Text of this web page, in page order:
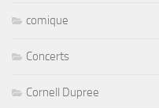
comique
Concerts
Cornell Dupree